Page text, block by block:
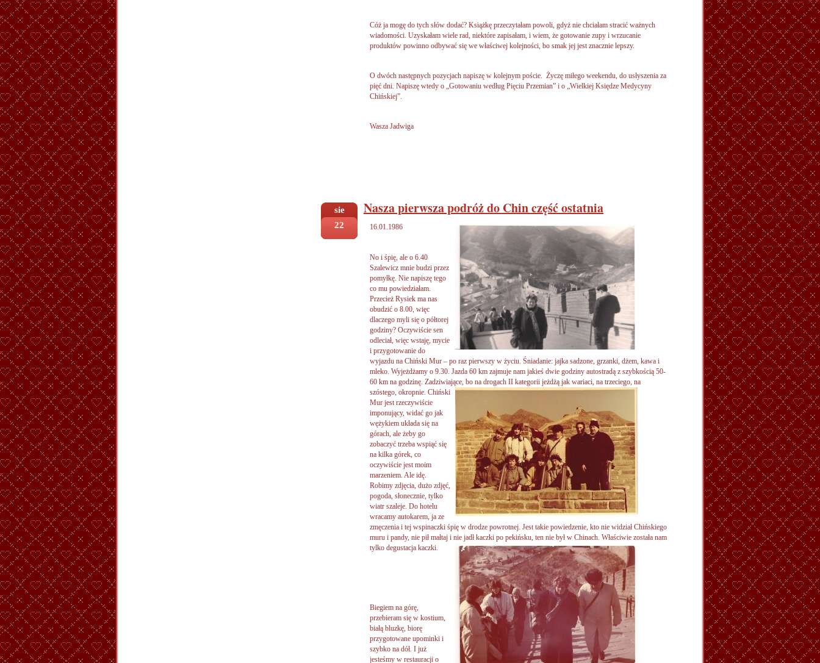
Cóż ja mogę do tych słów dodać? Książkę przeczytałam powoli, gdyż nie chciałam stracić ważnych
wiadomości. Uzyskałam wiele rad, niektóre zapisałam, i wiem, że gotowanie zupy i wrzucanie
produktów powinno odbywać się we właściwej kolejności, bo smak jej jest znacznie lepszy.
O dwóch następnych pozycjach napiszę w kolejnym poście. Życzę miłego weekendu, do usłyszenia za
pięć dni. Napiszę wtedy o „Gotowaniu według Pięciu Przemian” i o „Wielkiej Księdze Medycyny
Chińskiej”.
Wasza Jadwiga
sie
22
Nasza pierwsza podróż do Chin część ostatnia
16.01.1986
No i śpię, ale o 6.40
Szalewicz mnie budzi przez
pomyłkę. Nie napiszę tego
co mu powiedziałam.
Przecież Rysiek ma nas
obudzić o 8.00, więc
dlaczego myli się o półtorej
godziny? Oczywiście sen
odleciał, więc wstaję, mycie
i przygotowanie do
wyjazdu na Chiński Mur – po raz pierwszy w życiu. Śniadanie: jajka sadzone, grzanki, dżem, kawa i
mleko. Wyjeżdżamy o 9.30. Jazda 60 km zajmuje nam jakieś dwie godziny autostradą z szybkością 50-
60 km na godzinę. Zadziwiające, bo na drogach II kategorii jeżdżą jak wariaci, na trzeciego, na
szóstego, okropnie. Chiński
Mur jest rzeczywiście
imponujący, widać go jak
wężykiem układa się na
górach, ale żeby go
zobaczyć trzeba wspiąć się
na kilka górek, co
oczywiście jest moim
marzeniem. Ale idę.
Robimy zdjęcia, dużo zdjęć,
pogoda, słonecznie, tylko
wiatr szaleje. Do hotelu
wracamy autokarem, ja ze
zmęczenia i tej wspinaczki śpię w drodze powrotnej. Jest takie powiedzenie, kto nie widział Chińskiego
muru i pandy, nie pił małtaj i nie jadł kaczki po pekińsku, ten nie był w Chinach. Właściwie została nam
tylko degustacja kaczki.
Biegiem na górę,
przebieram się w kostium,
białą bluzkę, biorę
przygotowane upominki i
szybko na dół. I już
jesteśmy w restauracji o